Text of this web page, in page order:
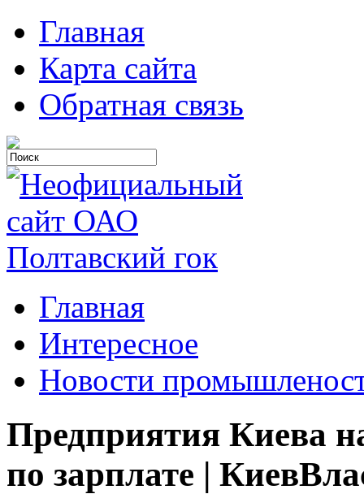
Главная
Карта сайта
Обратная связь
Главная
Интересное
Новости
Предприятия Киева
по зарплате |